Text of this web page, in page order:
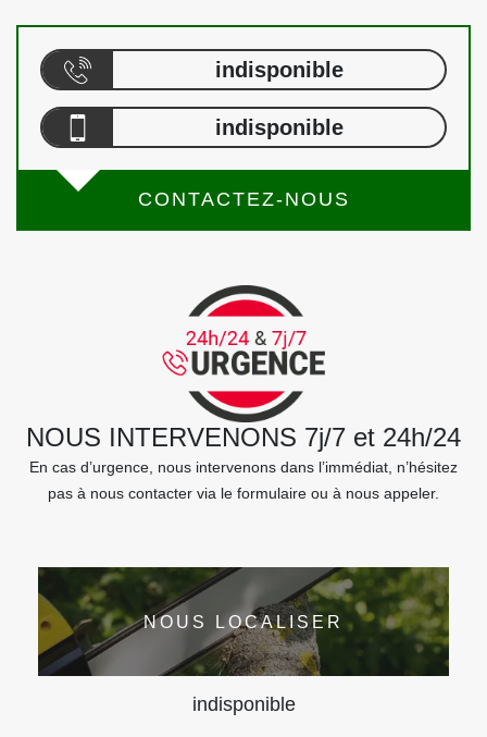
indisponible
indisponible
CONTACTEZ-NOUS
NOUS INTERVENONS 7j/7 et 24h/24
En cas d’urgence, nous intervenons dans l’immédiat, n’hésitez
pas à nous contacter via le formulaire ou à nous appeler.
NOUS LOCALISER
indisponible